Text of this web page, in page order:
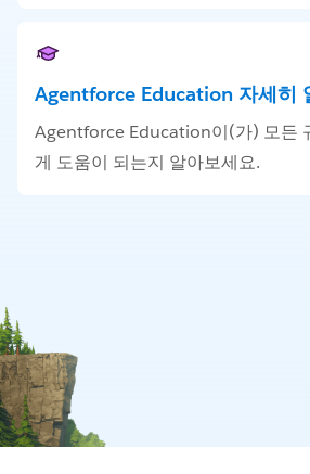
Agentforce Education 자세히
Agentforce Education이(가) 모든
게 도움이 되는지 알아보세요.